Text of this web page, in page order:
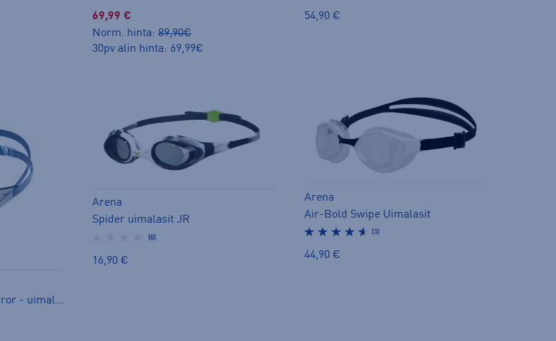
69,99 €
Norm. hinta: 89,90€
30pv alin hinta: 69,99€
54,90 €
Fastskin Hyper Elite Mirror - uimalasit
Arena
Spider uimalasit JR
(0)
16,90 €
Arena
Air-Bold Swipe Uimalasit
(3)
44,90 €